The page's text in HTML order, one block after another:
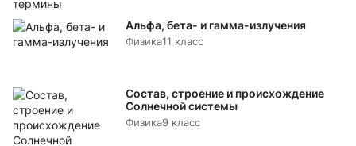
Альфа, бета- и гамма-излучения
Физика11 класс
Состав, строение и происхождение
Солнечной системы
Физика9 класс